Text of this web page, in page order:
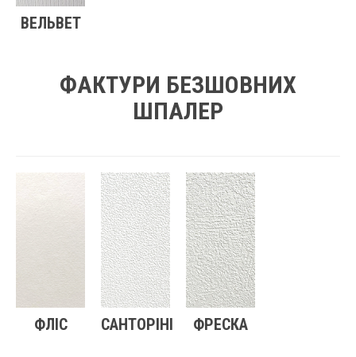
ВЕЛЬВЕТ
ФАКТУРИ БЕЗШОВНИХ
ШПАЛЕР
ФЛІС САНТОРІНІ ФРЕСКА